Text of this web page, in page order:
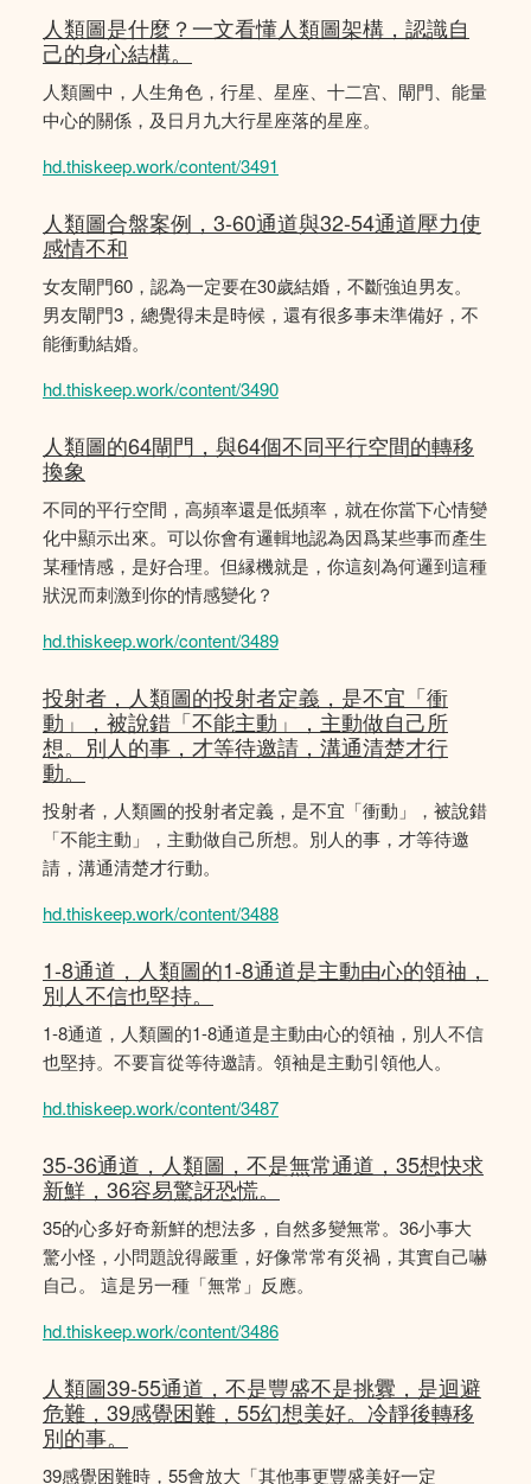
人類圖是什麼？一文看懂人類圖架構，認識自
己的身心結構。
人類圖中，人生角色，行星、星座、十二宫、閘門、能量
中心的關係，及日月九大行星座落的星座。
hd.thiskeep.work/content/3491
人類圖合盤案例，3-60通道與32-54通道壓力使
感情不和
女友閘門60，認為一定要在30歲結婚，不斷強迫男友。
男友閘門3，總覺得未是時候，還有很多事未準備好，不
能衝動結婚。
hd.thiskeep.work/content/3490
人類圖的64閘門，與64個不同平行空間的轉移
換象
不同的平行空間，高頻率還是低頻率，就在你當下心情變
化中顯示出來。可以你會有邏輯地認為因爲某些事而產生
某種情感，是好合理。但縁機就是，你這刻為何邏到這種
狀況而刺激到你的情感變化？
hd.thiskeep.work/content/3489
投射者，人類圖的投射者定義，是不宜「衝
動」，被說錯「不能主動」，主動做自己所
想。別人的事，才等待邀請，溝通清楚才行
動。
投射者，人類圖的投射者定義，是不宜「衝動」，被說錯
「不能主動」，主動做自己所想。別人的事，才等待邀
請，溝通清楚才行動。
hd.thiskeep.work/content/3488
1-8通道，人類圖的1-8通道是主動由心的領䄂，
別人不信也堅持。
1-8通道，人類圖的1-8通道是主動由心的領䄂，別人不信
也堅持。不要盲從等待邀請。領袖是主動引領他人。
hd.thiskeep.work/content/3487
35-36通道，人類圖，不是無常通道，35想快求
新鮮，36容易驚訝恐慌。
35的心多好奇新鮮的想法多，自然多變無常。36小事大
驚小怪，小問題說得嚴重，好像常常有災禍，其實自己嚇
自己。 這是另一種「無常」反應。
hd.thiskeep.work/content/3486
人類圖39-55通道，不是豐盛不是挑釁，是迴避
危難，39感覺困難，55幻想美好。冷靜後轉移
別的事。
39感覺困難時，55會放大「其他事更豐盛美好一定